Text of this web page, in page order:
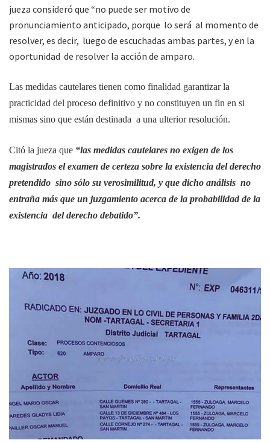
jueza consideró que “no puede ser motivo de
pronunciamiento anticipado, porque lo será al momento de
resolver, es decir, luego de escuchadas ambas partes, y en la
oportunidad de resolver la acción de amparo.
Las medidas cautelares tienen como finalidad garantizar la
practicidad del proceso definitivo y no constituyen un fin en si
mismas sino que están destinada a una ulterior resolución.
Citó la jueza que “las medidas cautelares no exigen de los
magistrados el examen de certeza sobre la existencia del derecho
pretendido sino sólo su verosimilitud, y que dicho análisis no
entraña más que un juzgamiento acerca de la probabilidad de la
existencia del derecho debatido”.